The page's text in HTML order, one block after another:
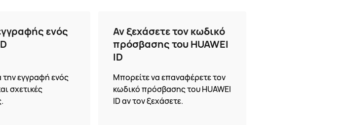
ενός
την εγγραφή ενός
σχετικές
Αν ξεχάσετε τον κωδικό
πρόσβασης του HUAWEI
ID
Μπορείτε να επαναφέρετε τον
κωδικό πρόσβασης του HUAWEI
ID αν τον ξεχάσετε.